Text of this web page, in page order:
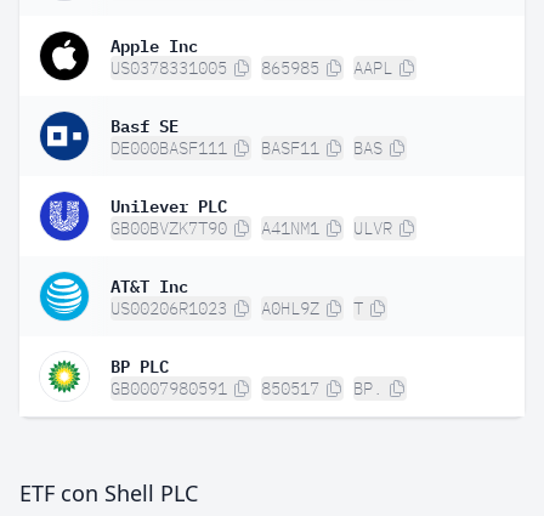
Apple Inc
US0378331005 865985 AAPL
Basf SE
DE000BASF111 BASF11 BAS
Unilever PLC
GB00BVZK7T90 A41NM1 ULVR
AT&T Inc
US00206R1023 A0HL9Z T
BP PLC
GB0007980591 850517 BP.
ETF con Shell PLC